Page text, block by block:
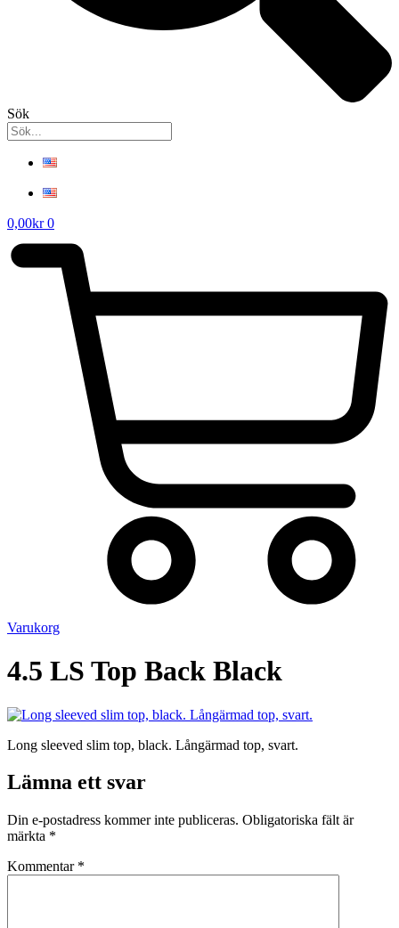
Sök
0,00kr 0
Varukorg
4.5 LS Top Back Black
Long sleeved slim top, black. Långärmad top, svart.
Lämna ett svar
Din e-postadress kommer inte publiceras. Obligatoriska fält är
märkta *
Kommentar *